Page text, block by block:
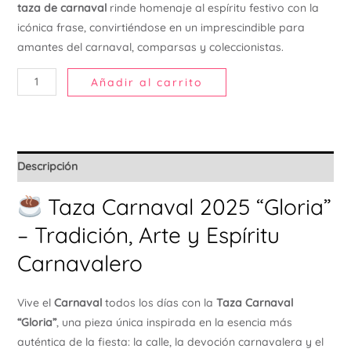
taza de carnavalrinde homenaje al espíritu festivo con la
icónica frase, convirtiéndose en un imprescindible para
amantes del carnaval, comparsas y coleccionistas.
Añadir al carrito
Descripción
Taza Carnaval 2025 “Gloria”
– Tradición, Arte y Espíritu
Carnavalero
Vive el Carnavaltodos los días con la Taza Carnaval
“Gloria”, una pieza única inspirada en la esencia más
auténtica de la fiesta: la calle, la devoción carnavalera y el